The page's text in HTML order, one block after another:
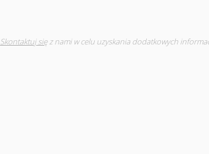
Skontaktuj sięz nami w celu uzyskania dodatkowych